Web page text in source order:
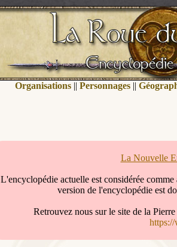
Organisations|| Personnages||
La Nouvelle
L'encyclopédie actuelle est considérée
version de l'encyclopédie est
Retrouvez nous sur le site de la